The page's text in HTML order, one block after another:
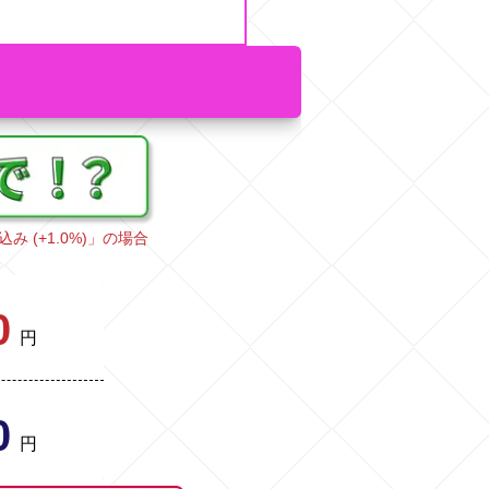
み (+1.0%)」の場合
円
円